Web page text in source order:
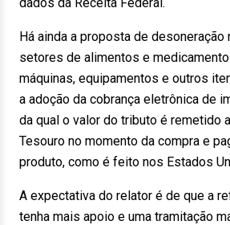
Há ainda a proposta de
setores de alimentos e
máquinas, equipamentos e outros
a adoção da cobrança eletrônica de
da qual o valor do tributo é remetido
Tesouro no momento da compra e
produto, como é feito nos Estados
A expectativa do relator é de que a
tenha mais apoio e uma tramitação